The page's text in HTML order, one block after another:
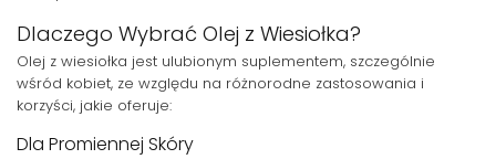
Dlaczego Wybrać Olej z Wiesiołka?
Olej z wiesiołka jest ulubionym suplementem, szczególnie
wśród kobiet, ze względu na różnorodne zastosowania i
korzyści, jakie oferuje:
Dla Promiennej Skóry